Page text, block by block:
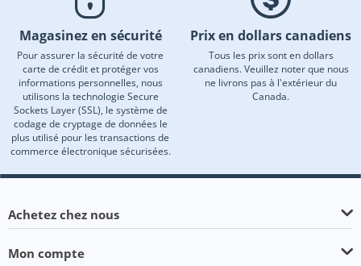
Magasinez en sécurité
Pour assurer la sécurité de votre
carte de crédit et protéger vos
informations personnelles, nous
utilisons la technologie Secure
Sockets Layer (SSL), le système de
codage de cryptage de données le
plus utilisé pour les transactions de
commerce électronique sécurisées.
Prix en dollars canadiens
Tous les prix sont en dollars
canadiens. Veuillez noter que nous
ne livrons pas à l'extérieur du
Canada.
Achetez chez nous
Mon compte